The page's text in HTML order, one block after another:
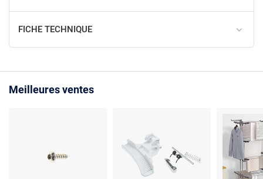
FICHE TECHNIQUE
Meilleures ventes